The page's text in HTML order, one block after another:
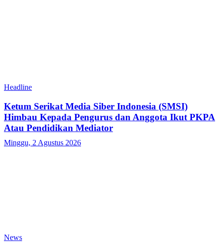
Headline
Ketum Serikat Media Siber Indonesia (SMSI)
Himbau Kepada Pengurus dan Anggota Ikut PKPA
Atau Pendidikan Mediator
Minggu, 2 Agustus 2026
News